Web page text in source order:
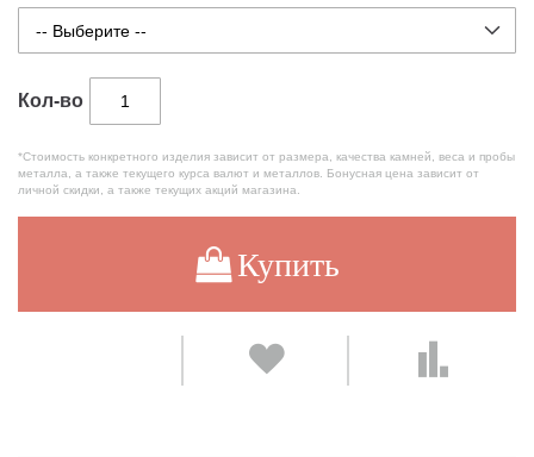
Кол-во
*Стоимость конкретного изделия зависит от размера, качества камней, веса и пробы
металла, а также текущего курса валют и металлов. Бонусная цена зависит от
личной скидки, а также текущих акций магазина.
Купить